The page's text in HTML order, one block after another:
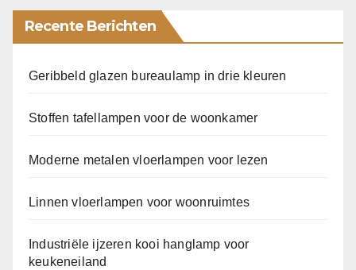
Recente Berichten
Geribbeld glazen bureaulamp in drie kleuren
Stoffen tafellampen voor de woonkamer
Moderne metalen vloerlampen voor lezen
Linnen vloerlampen voor woonruimtes
Industriële ijzeren kooi hanglamp voor
keukeneiland